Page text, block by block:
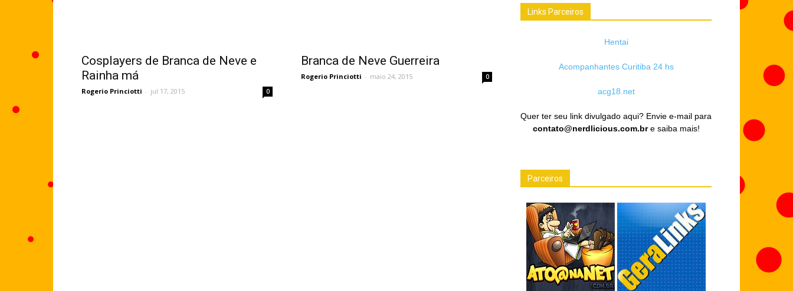
Cosplayers de Branca de Neve e
Rainha má
Rogerio Princiotti - jul 17, 2015 0
Branca de Neve Guerreira
Rogerio Princiotti - maio 24, 2015 0
Links Parceiros
Hentai
Acompanhantes Curitiba 24 hs
acg18.net
Quer ter seu link divulgado aqui? Envie e-mail para
contato@nerdlicious.com.bre saiba mais!
Parceiros